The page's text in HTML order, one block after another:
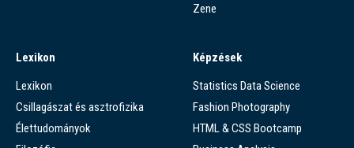
Zene
Lexikon
Lexikon
Csillagászat és asztrofizika
Élettudományok
Képzések
Statistics Data Science
Fashion Photography
HTML & CSS Bootcamp